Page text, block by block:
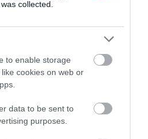
collected.
to enable storage
cookies on web or
data to be sent to
purposes.
RÉSZTVEVŐ